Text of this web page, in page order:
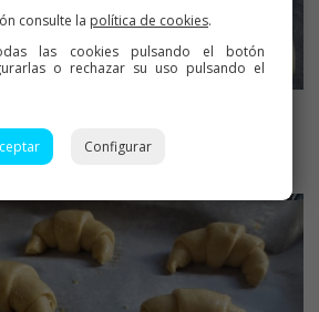
en una bandeja
consulte la política de cookies.
las cookies pulsando el botón
o rechazar su uso pulsando el
Configurar